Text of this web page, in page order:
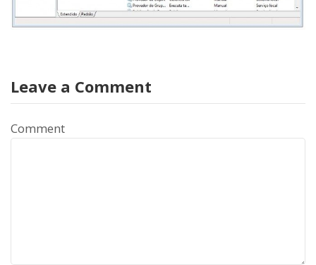
Leave a Comment
Comment